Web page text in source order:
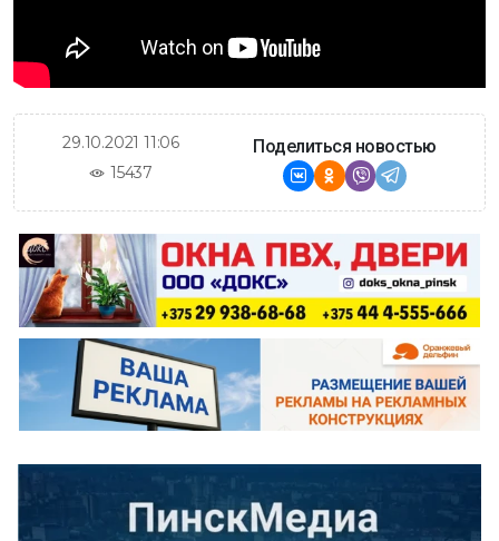
29.10.2021 11:06
15437
Поделиться новостью